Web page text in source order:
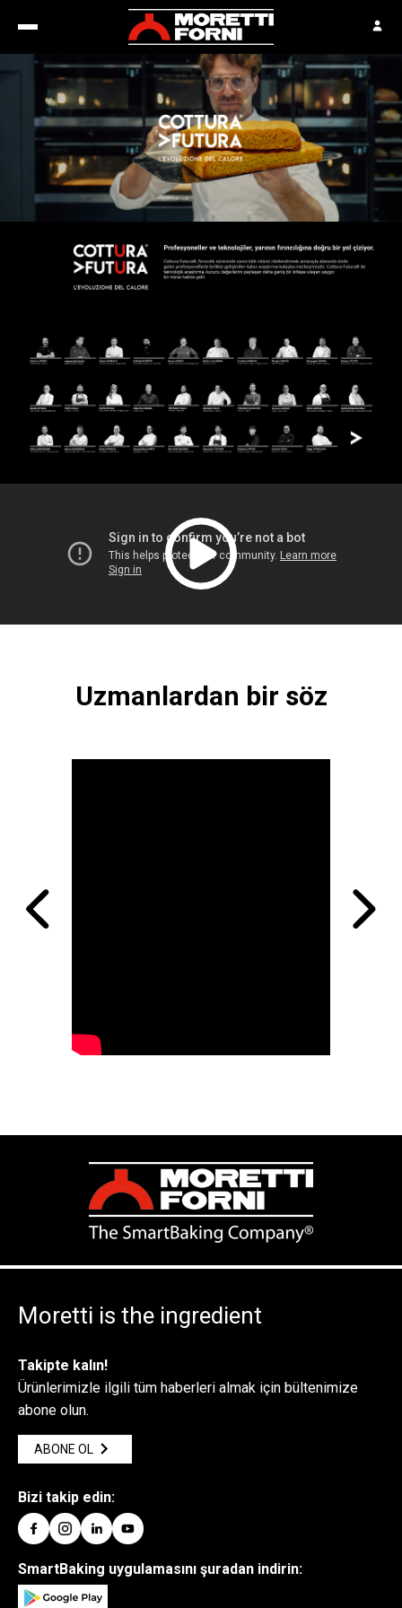
Uzmanlardan bir söz
Moretti is the ingredient
Takipte kalın!
Ürünlerimizle ilgili tüm haberleri almak için bültenimize
abone olun.
ABONE OL
Bizi takip edin:
SmartBaking uygulamasını şuradan indirin: